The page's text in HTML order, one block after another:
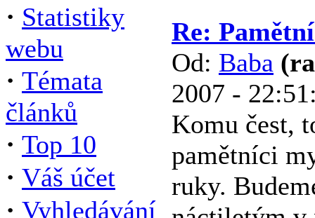
· Statistiky
webu
· Témata
článků
· Top 10
· Váš účet
· Vyhledávání
Re:
Od: Baba
2007 -
Komu čest,
pamětníci
ruky.